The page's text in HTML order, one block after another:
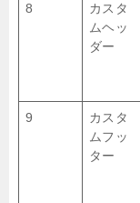
8
カスタ
ムヘッ
ダー
9
カスタ
ムフッ
ター